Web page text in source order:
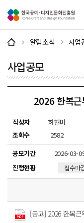
알림소식 사업
사업공모
2026 한복근
작성자
하현미
조회수
2582
공모기간
2026-03-
진행현황
접수마
[공고] 2026 한복